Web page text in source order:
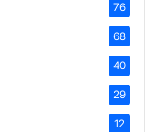
76
68
40
29
12